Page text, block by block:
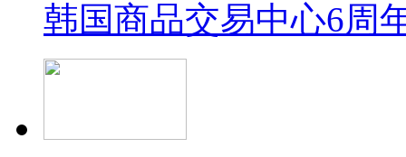
韩国商品交易中心6周